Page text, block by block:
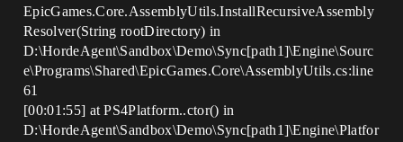
EpicGames.Core.AssemblyUtils.InstallRecursiveAssembly
Resolver(String rootDirectory) in
D:\HordeAgent\Sandbox\Demo\Sync[path1]\Engine\Sourc
e\Programs\Shared\EpicGames.Core\AssemblyUtils.cs:line
61
[00:01:55] at PS4Platform..ctor() in
D:\HordeAgent\Sandbox\Demo\Sync[path1]\Engine\Platfor